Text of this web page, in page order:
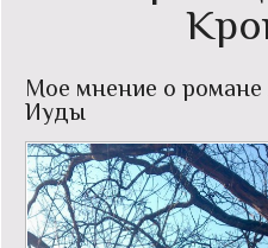
Книгообзор
Лаконизмы
Логика
Поговорим?!
Мое мнение о
Иуды